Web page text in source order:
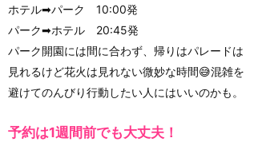
ホテル➡パーク 10:00発
パーク➡ホテル 20:45発
パーク開園には間に合わず、帰りはパレードは
見れるけど花火は見れない微妙な時間😅混雑を
避けてのんびり行動したい人にはいいのかも。
予約は1週間前でも大丈夫！